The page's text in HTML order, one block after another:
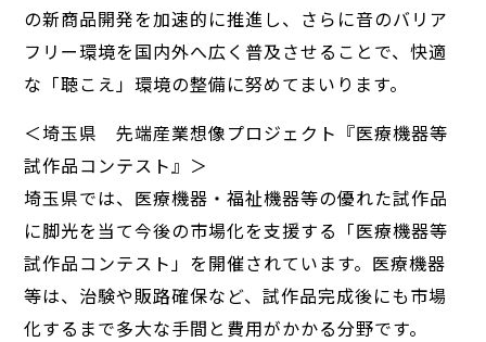
の新商品開発を加速的に推進し、さらに音のバリア
フリー環境を国内外へ広く普及させることで、快適
な「聴こえ」環境の整備に努めてまいります。
＜埼玉県 先端産業想像プロジェクト『医療機器等
試作品コンテスト』＞
埼玉県では、医療機器・福祉機器等の優れた試作品
に脚光を当て今後の市場化を支援する「医療機器等
試作品コンテスト」を開催されています。医療機器
等は、治験や販路確保など、試作品完成後にも市場
化するまで多大な手間と費用がかかる分野です。